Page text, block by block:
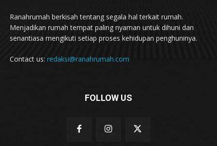
Ranahrumah berkisah tentang segala hal terkait rumah.
Menjadikan rumah tempat paling nyaman untuk dihuni dan
senantiasa mengikuti setiap proses kehidupan penghuninya.
Contact us: redaksi@ranahrumah.com
FOLLOW US